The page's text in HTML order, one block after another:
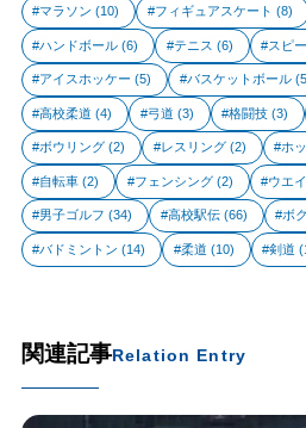
マラソン (10) フィギュアスケート (8)
ハンドボール (6) テニス (6) スピ
アイスホッケー (5) バスケットボール
高校柔道 (4) 弓道 (3) 格闘技 (3)
ボウリング (2) レスリング(2) ホ
自転車 (2) フェンシング(2) ウエ
男子ゴルフ (34) 高校駅伝(66) ボ
バドミントン (14) 柔道 (10) 剣道
関連記事Relation Entry